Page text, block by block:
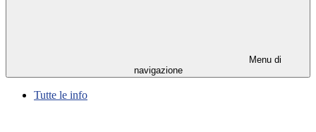
Menu di
navigazione
Tutte le info